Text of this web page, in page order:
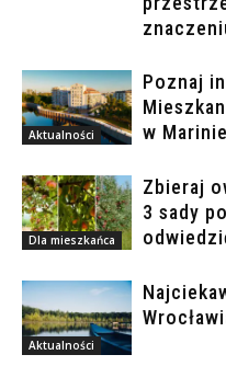
Aktualności
Poznaj
w
Dla mieszkańca
Zbieraj
3 sady
Aktualności